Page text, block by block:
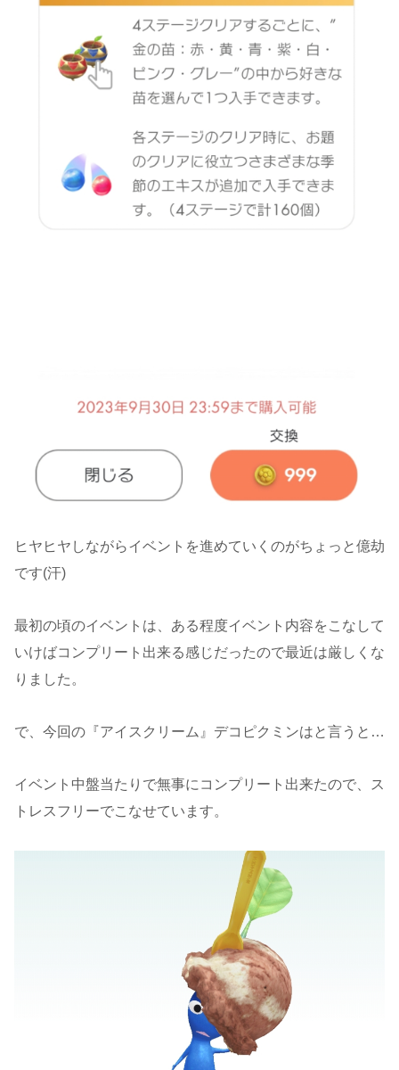
ヒヤヒヤしながらイベントを進めていくのがちょっと億劫
です(汗)
最初の頃のイベントは、ある程度イベント内容をこなして
いけばコンプリート出来る感じだったので最近は厳しくな
りました。
で、今回の『アイスクリーム』デコピクミンはと言うと…
イベント中盤当たりで無事にコンプリート出来たので、ス
トレスフリーでこなせています。